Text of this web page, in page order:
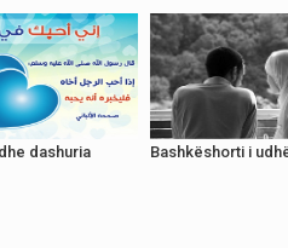
dashuria Bashkëshorti i